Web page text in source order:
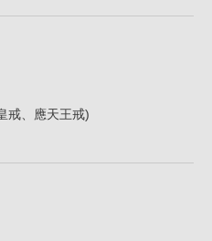
戒、應天王戒)